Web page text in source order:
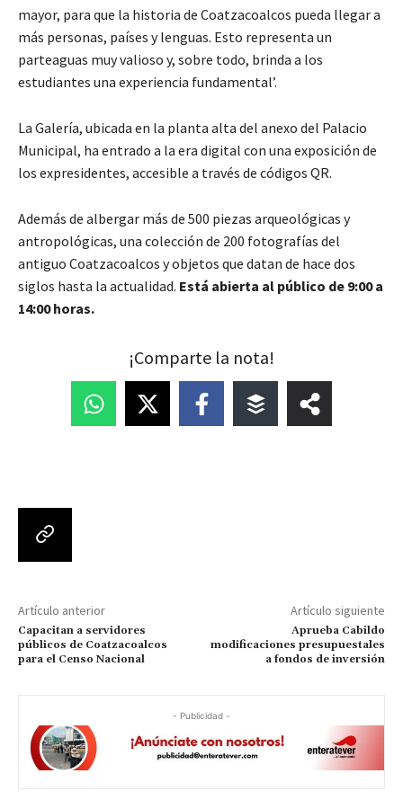
mayor, para que la historia de Coatzacoalcos pueda llegar a
más personas, países y lenguas. Esto representa un
parteaguas muy valioso y, sobre todo, brinda a los
estudiantes una experiencia fundamental’.
La Galería, ubicada en la planta alta del anexo del Palacio
Municipal, ha entrado a la era digital con una exposición de
los expresidentes, accesible a través de códigos QR.
Además de albergar más de 500 piezas arqueológicas y
antropológicas, una colección de 200 fotografías del
antiguo Coatzacoalcos y objetos que datan de hace dos
siglos hasta la actualidad. Está abierta al público de 9:00 a
14:00 horas.
¡Comparte la nota!
Artículo anterior
Capacitan a servidores
públicos de Coatzacoalcos
para el Censo Nacional
Artículo siguiente
Aprueba Cabildo
modificaciones presupuestales
a fondos de inversión
- Publicidad -